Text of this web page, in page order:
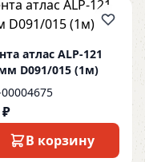
атлас ALP-121
D091/015 (1м)
₽
В корзину